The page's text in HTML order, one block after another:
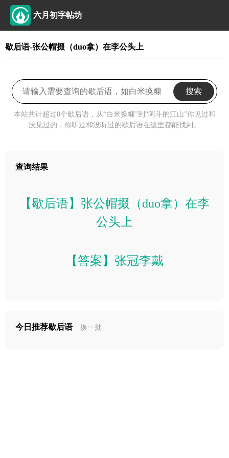
六月初字帖坊
歇后语-张公帽掇（duo拿）在李公头上
搜索
本站共计超过0个歇后语，从“白米换糠”到“阿斗的江山”你见过和
没见过的，你听过和没听过的歇后语在这里都能找到。
查询结果
【歇后语】张公帽掇（duo拿）在李
公头上
【答案】张冠李戴
今日推荐歇后语 换一批